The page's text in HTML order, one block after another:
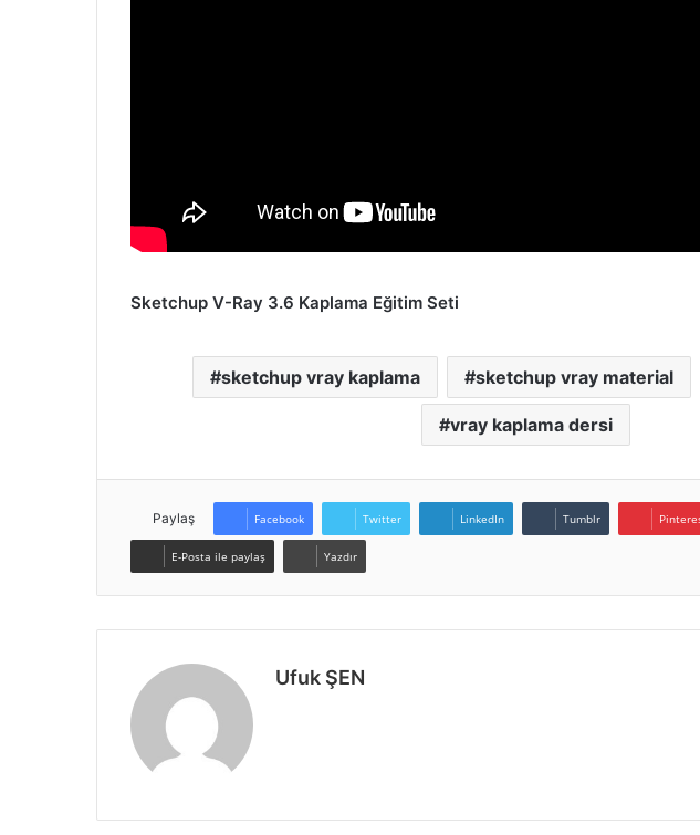
Sketchup V-Ray 3.6 Kaplama Eğitim Seti
sketchup vray kaplama sketchup vray material
vray kaplama dersi
Paylaş Facebook Twitter LinkedIn Tumblr
E-Posta ile paylaş Yazdır
Ufuk ŞEN
i